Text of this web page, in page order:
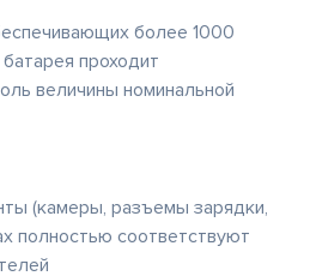
более 1000
проходит
величины номинальной
(камеры, разъемы зарядки,
полностью соответствуют